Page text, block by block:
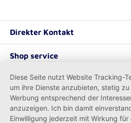
Direkter Kontakt
Shop service
Informationen
Diese Seite nutzt Website Tracking-
um ihre Dienste anzubieten, stetig
Werbung entsprechend der
anzuzeigen. Ich bin damit
Einwilligung jederzeit mit Wirkung